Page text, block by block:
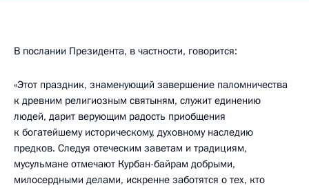
В послании Президента, в частности, говорится:
«Этот праздник, знаменующий завершение паломничества
к древним религиозным святыням, служит единению
людей, дарит верующим радость приобщения
к богатейшему историческому, духовному наследию
предков. Следуя отеческим заветам и традициям,
мусульмане отмечают Курбан-байрам добрыми,
милосердными делами, искренне заботятся о тех, кто